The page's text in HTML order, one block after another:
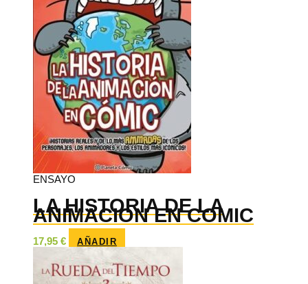
ENSAYO
LA HISTORIA DE LA
ANIMACION EN COMIC
17,95 € AÑADIR